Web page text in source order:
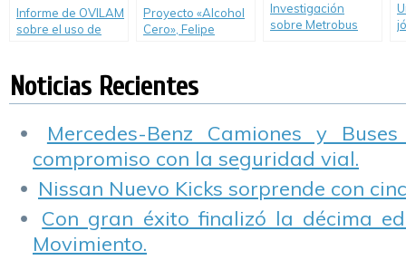
Informe de OVILAM
sobre el uso de
ocupantes en el
área Metropolitana
Proyecto «Alcohol
Cero», Felipe
Comisión de
Transporte de
Investigación
sobre Metrobus
Noticias Recientes
Mercedes-Benz Camiones y
compromiso con la seguridad vial.
Nissan Nuevo Kicks sorprende con
Con gran éxito finalizó la décima
Movimiento.